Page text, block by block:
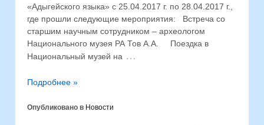
«Адыгейского языка» с 25.04.2017 г. по 28.04.2017 г.,
где прошли следующие мероприятия: Встреча со
старшим научным сотрудником – археологом
Национального музея РА Тов А.А. Поездка в
Национальный музей на …
Подробнее »
Опубликовано в Новости